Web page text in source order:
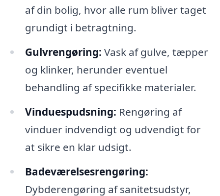
af din bolig, hvor alle rum bliver taget
grundigt i betragtning.
Gulvrengøring: Vask af gulve, tæpper
og klinker, herunder eventuel
behandling af specifikke materialer.
Vinduespudsning: Rengøring af
vinduer indvendigt og udvendigt for
at sikre en klar udsigt.
Badeværelsesrengøring:
Dybderengøring af sanitetsudstyr,